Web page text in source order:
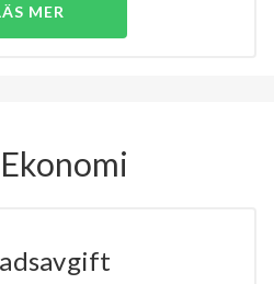
MER
Ekonomi